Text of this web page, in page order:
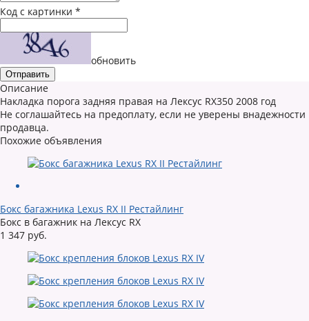
Код с картинки *
обновить
Описание
Накладка порога задняя правая на Лексус RX350 2008 год
Не соглашайтесь на предоплату, если не уверены внадежности
продавца.
Похожие объявления
Бокс багажника Lexus RX II Рестайлинг
Бокс в багажник на Лексус RX
1 347 руб.